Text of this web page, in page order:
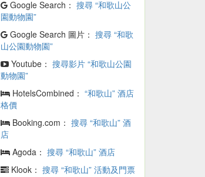
Google Search： 搜尋 “和歌山公
園動物園”
Google Search 圖片： 搜尋 “和歌
山公園動物園”
Youtube： 搜尋影片 “和歌山公園
動物園”
HotelsCombined： “和歌山” 酒店
格價
Booking.com： 搜尋 “和歌山” 酒
店
Agoda： 搜尋 “和歌山” 酒店
Klook： 搜尋 “和歌山” 活動及門票